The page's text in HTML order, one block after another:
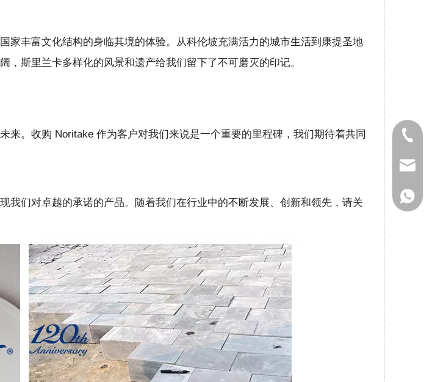
家丰富文化结构的身临其境的体验。从科伦坡充满活力的城市生活到康提圣地
斯里兰卡多样化的风景和遗产给我们留下了不可磨灭的印记。
。收购 Noritake 作为客户对我们来说是一个重要的里程碑，我们期待着共同
我们对卓越的承诺的产品。随着我们在行业中的不断发展、创新和领先，请关
0411-